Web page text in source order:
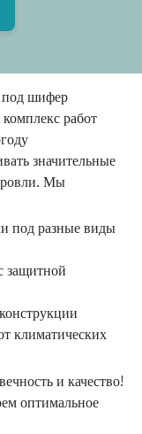
шифер
работ
значительные
Мы
под разные виды
защитной
климатических
и качество!
оптимальное